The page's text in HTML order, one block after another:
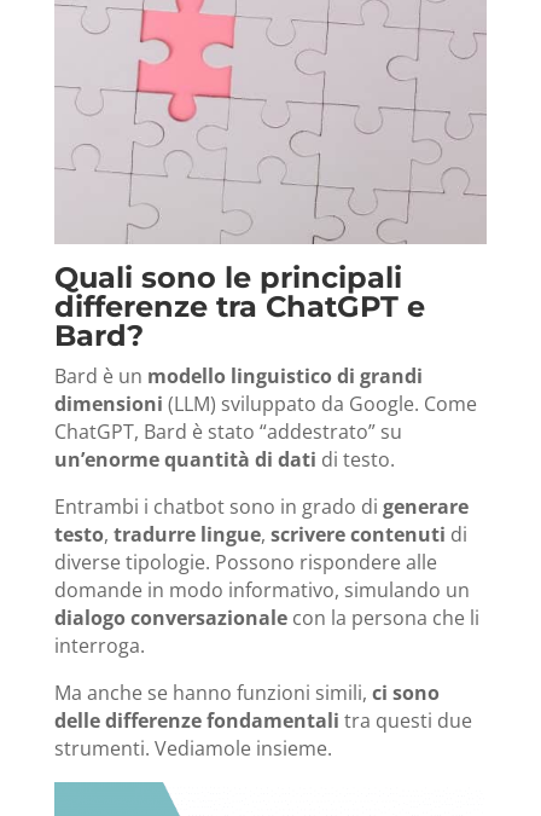
Quali sono le principali
differenze tra ChatGPT e
Bard?
Bard è un modello linguistico di grandi
dimensioni (LLM) sviluppato da Google. Come
ChatGPT, Bard è stato “addestrato” su
un’enorme quantità di dati di testo.
Entrambi i chatbot sono in grado di generare
testo, tradurre lingue, scrivere contenuti di
diverse tipologie. Possono rispondere alle
domande in modo informativo, simulando un
dialogo conversazionalecon la persona che li
interroga.
Ma anche se hanno funzioni simili, ci sono
delle differenze fondamentali tra questi due
strumenti. Vediamole insieme.